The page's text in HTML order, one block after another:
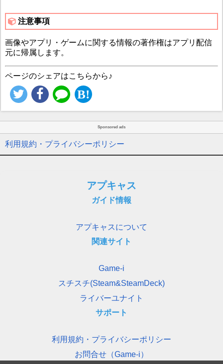
注意事項
画像やアプリ・ゲームに関する情報の著作権はアプリ配信
元に帰属します。
ページのシェアはこちらから♪
Sponsored ads
利用規約・プライバシーポリシー
アプキャス
ガイド情報
アプキャスについて
関連サイト
Game-i
スチスチ(Steam&SteamDeck)
ライバーユナイト
サポート
利用規約・プライバシーポリシー
お問合せ（Game-i）